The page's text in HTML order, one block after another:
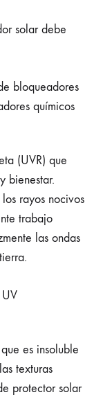
solar debe
bloqueadores
químicos
(UVR) que
bienestar.
rayos nocivos
trabajo
las ondas
es insoluble
texturas
protector solar